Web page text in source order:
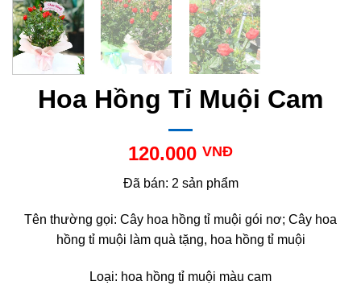
Hoa Hồng Tỉ Muội Cam
120.000 VNĐ
Đã bán: 2 sản phẩm
Tên thường gọi: Cây hoa hồng tỉ muội gói nơ; Cây hoa
hồng tỉ muội làm quà tặng, hoa hồng tỉ muội
Loại: hoa hồng tỉ muội màu cam